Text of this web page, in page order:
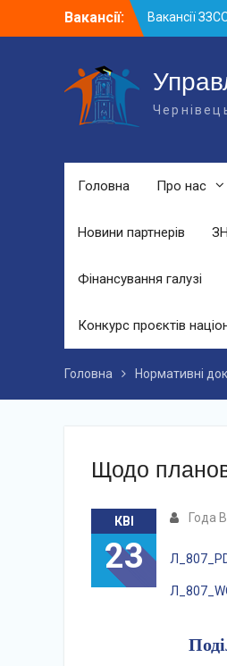
Вакансії:
Вакансії
Вакансії
р.
Головна Про нас
Новини партнерів
Фінансування галузі
Конкурс проєктів
Головна Нормативні
Щодо
КВІ
23
Года